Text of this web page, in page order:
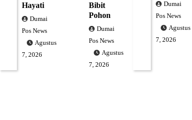
Hayati
Dumai
Pos News
Agustus
7, 2026
Bibit
Pohon
Dumai
Pos News
Agustus
7, 2026
Dumai
Pos News
Agustus
7, 2026